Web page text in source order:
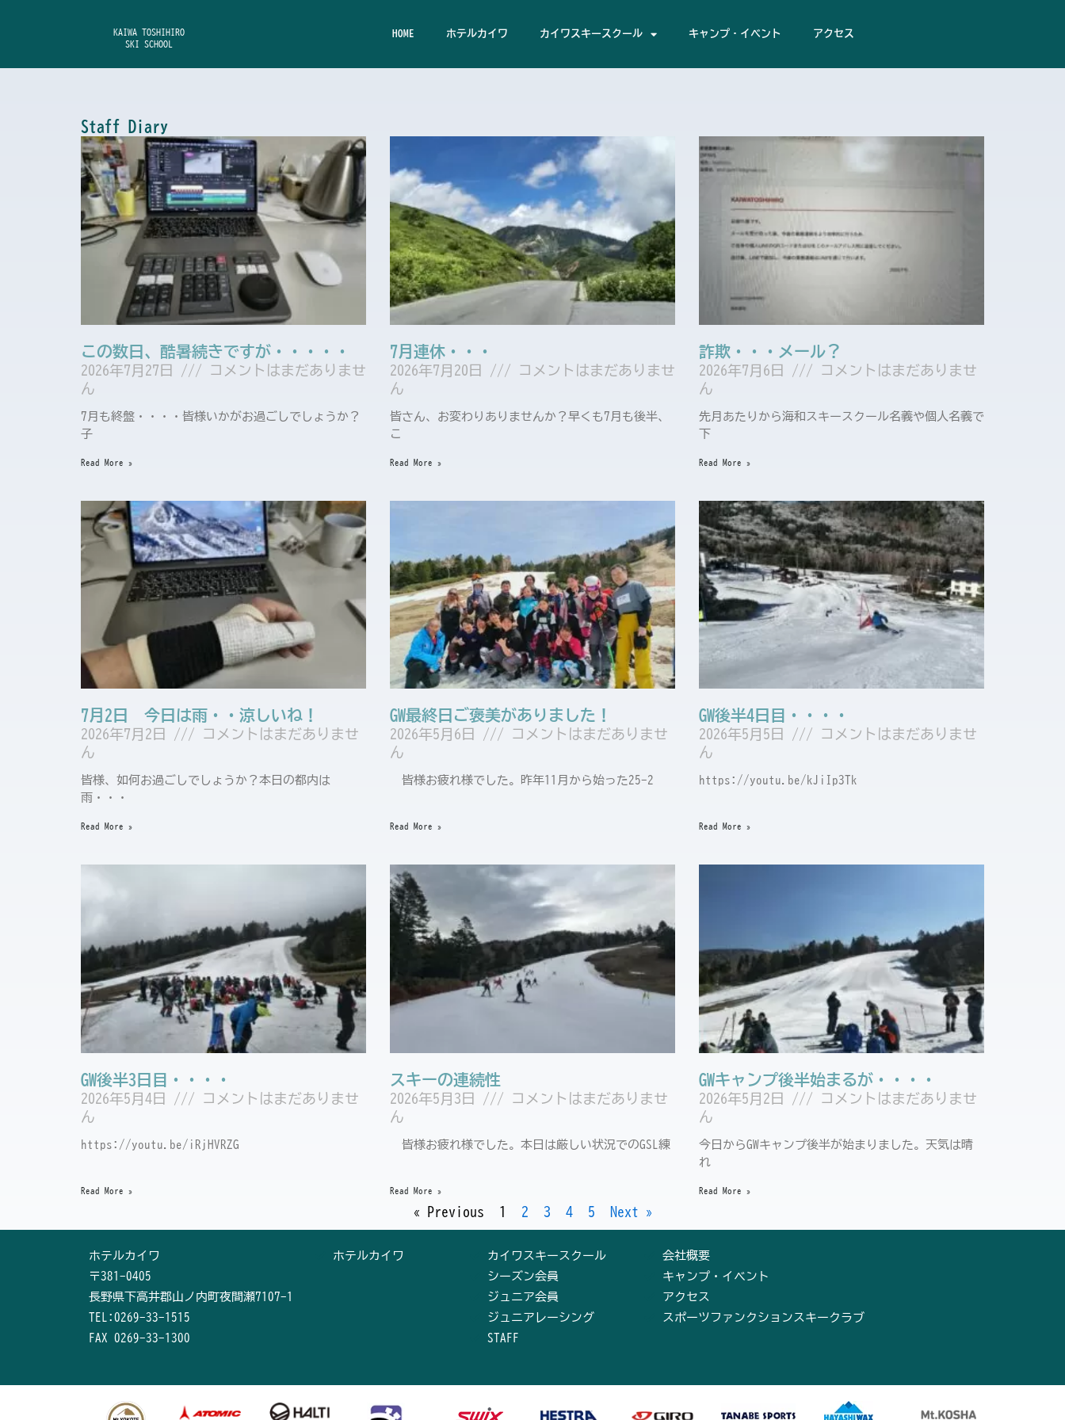
ス
KAIWA TOSHIHIRO
SKI SCHOOL
HOME ホテルカイワ カイワスキースクール キャンプ・イベント アクセス
Staff Diary
この数日、酷暑続きですが・・・・・
2026年7月27日
コメントはまだありませ
ん
7月も終盤・・・・皆様いかがお過ごしでしょうか？
子
Read More »
7月連休・・・
2026年7月20日
コメントはまだありませ
ん
皆さん、お変わりありませんか？早くも7月も後半、
こ
Read More »
詐欺・・・メール？
2026年7月6日
コメントはまだありませ
ん
先月あたりから海和スキースクール名義や個人名義で
下
Read More »
7月2日 今日は雨・・涼しいね！
2026年7月2日
コメントはまだありませ
ん
皆様、如何お過ごしでしょうか？本日の都内は
雨・・・
Read More »
GW最終日ご褒美がありました！
2026年5月6日
コメントはまだありませ
ん
皆様お疲れ様でした。昨年11月から始った25ｰ2
Read More »
GW後半4日目・・・・
2026年5月5日
コメントはまだありませ
ん
https://youtu.be/kJiIp3Tk
Read More »
GW後半3日目・・・・
2026年5月4日
コメントはまだありませ
ん
https://youtu.be/iRjHVRZG
Read More »
スキーの連続性
2026年5月3日
コメントはまだありませ
ん
皆様お疲れ様でした。本日は厳しい状況でのGSL練
Read More »
GWキャンプ後半始まるが・・・・
2026年5月2日
コメントはまだありませ
ん
今日からGWキャンプ後半が始まりました。天気は晴
れ
Read More »
« Previous 1
ー
ジ
2
ー
ジ
3
ペ
4
ペ
ー
ジ
5 Next »
ホテルカイワ
〒381-0405
長野県下高井郡山ノ内町夜間瀬7107-1
TEL:0269-33-1515
FAX 0269-33-1300
ホテルカイワ
カイワスキースクール
シーズン会員
ジュニア会員
ジュニアレーシング
STAFF
会社概要
キャンプ・イベント
アクセス
スポーツファンクションスキークラブ